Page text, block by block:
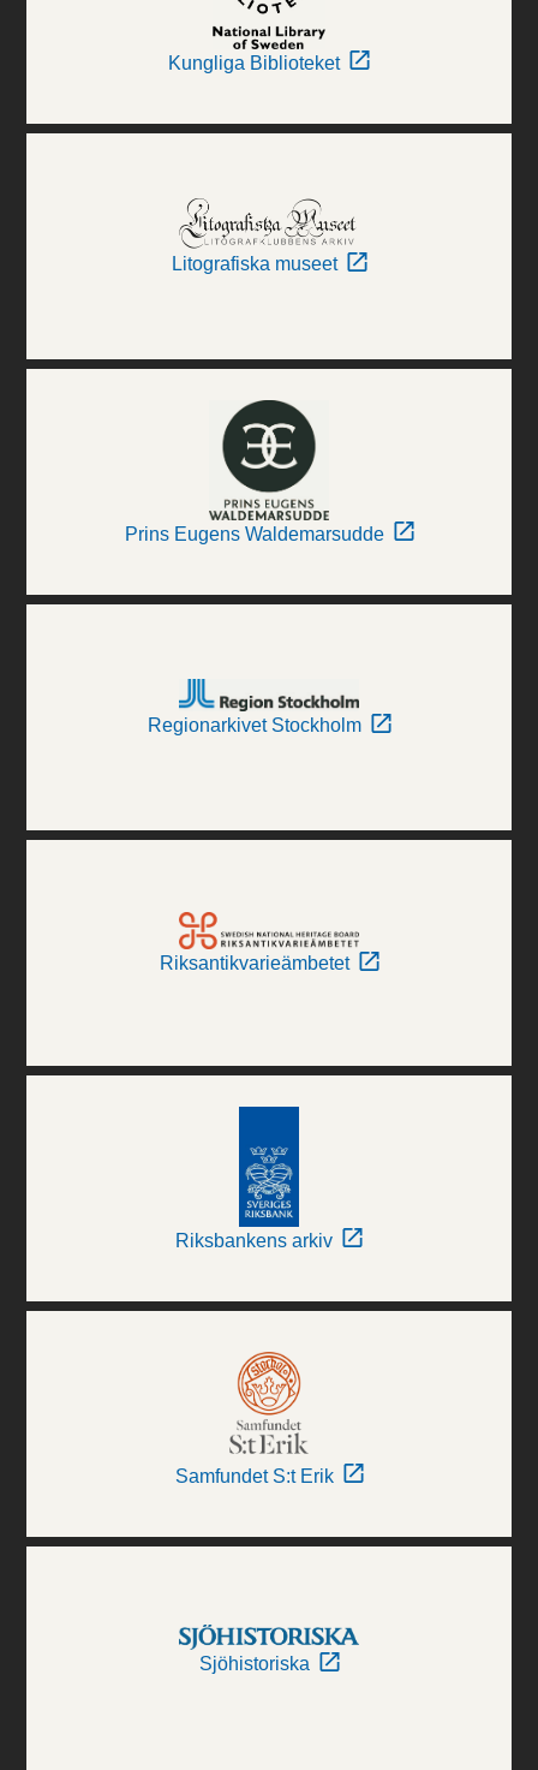
Kungliga Biblioteket
Litografiska museet
Prins Eugens Waldemarsudde
Regionarkivet Stockholm
Riksantikvarieämbetet
Riksbankens arkiv
Samfundet S:t Erik
Sjöhistoriska